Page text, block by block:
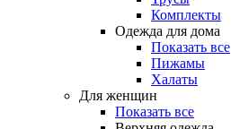
Комплекты
Одежда для дома
Показать все
Пижамы
Халаты
Для женщин
Показать все